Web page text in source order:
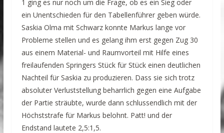
1 ging es nur noch um die Frage, ob es ein Sieg oder
ein Unentschieden für den Tabellenführer geben würde.
Saskia Olma mit Schwarz konnte Markus lange vor
Probleme stellen und es gelang ihm erst gegen Zug 30
aus einem Material- und Raumvorteil mit Hilfe eines
freilaufenden Springers Stück für Stück einen deutlichen
Nachteil für Saskia zu produzieren. Dass sie sich trotz
absoluter Verluststellung beharrlich gegen eine Aufgabe
der Partie sträubte, wurde dann schlussendlich mit der
Höchststrafe für Markus belohnt. Patt! und der
Endstand lautete 2,5:1,5.